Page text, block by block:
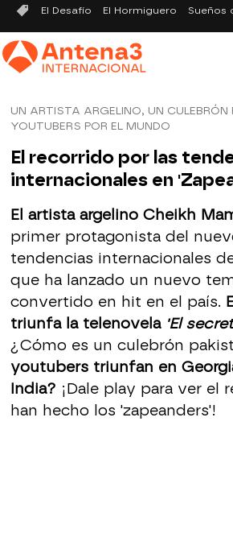
El Desafío El Hormiguero Sueños
UN ARTISTA ARGELINO, UN CULEBRÓN
YOUTUBERS POR EL MUNDO
El recorrido por las
internacionales en
El artista argelino Cheikh
primer protagonista del
tendencias internacionales
que ha lanzado un nuevo
convertido en hit en el país.
triunfa la telenovela'El
¿Cómo es un culebrón
youtubers triunfan en
India? ¡Dale play para ver el
han hecho los 'zapeanders'!